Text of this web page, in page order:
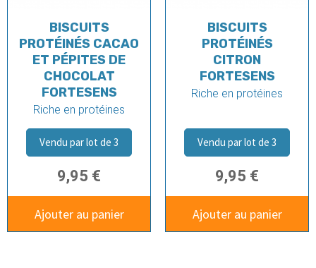
BISCUITS
PROTÉINÉS CACAO
ET PÉPITES DE
CHOCOLAT
FORTESENS
Riche en protéines
Vendu par lot de 3
9,95 €
Ajouter au panier
BISCUITS
PROTÉINÉS
CITRON
FORTESENS
Riche en protéines
Vendu par lot de 3
9,95 €
Ajouter au panier